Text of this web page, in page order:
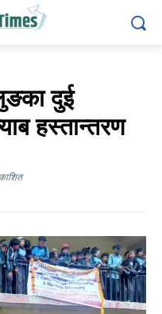
दुई
हस्तान्तरण